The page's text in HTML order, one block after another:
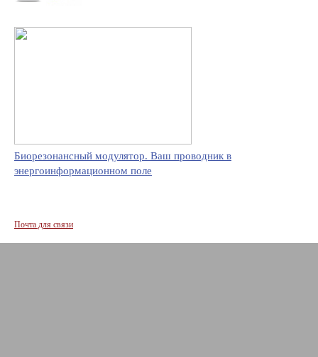
Биорезонансный модулятор. Ваш проводник в
энергоинформационном поле
Почта для связи